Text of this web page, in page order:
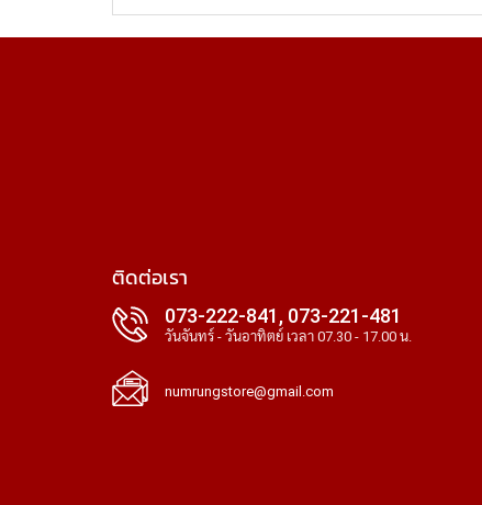
ติดต่อเรา
073-222-841, 073-221-481
วันจันทร์ - วันอาทิตย์ เวลา 07.30 - 17.00 น.
numrungstore@gmail.com